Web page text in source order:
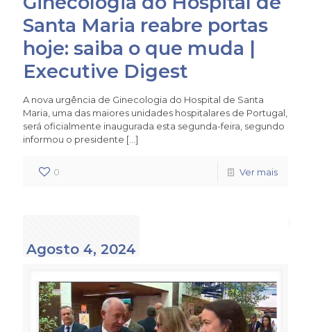
Santa Maria reabre portas
hoje: saiba o que muda |
Executive Digest
A nova urgência de Ginecologia do Hospital de Santa
Maria, uma das maiores unidades hospitalares de Portugal,
será oficialmente inaugurada esta segunda-feira, segundo
informou o presidente […]
0 Ver mais
Agosto 4, 2024